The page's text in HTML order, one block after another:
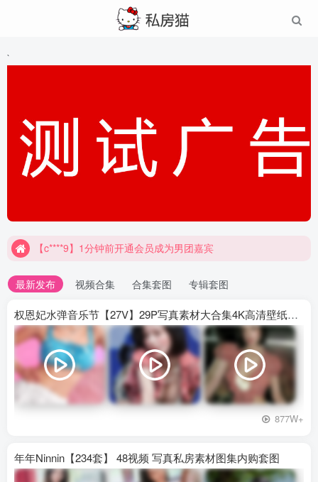
`
【c****9】1分钟前开通会员成为男团嘉宾
最新发布 视频合集 合集套图 专辑套图
权恩妃水弹音乐节【27V】29P写真素材大合集4K高清壁纸照片素材
877W+
年年Ninnin【234套】 48视频 写真私房素材图集内购套图